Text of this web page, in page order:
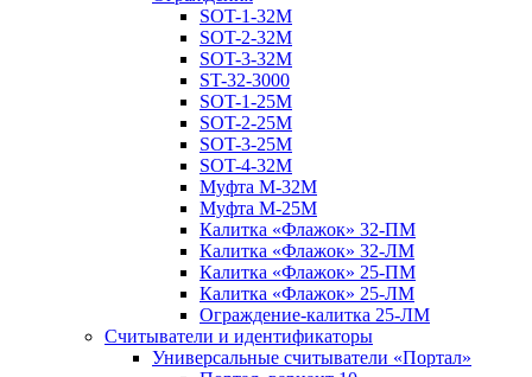
SOT-1-32М
SOT-2-32М
SOT-3-32М
ST-32-3000
SOT-1-25М
SOT-2-25М
SOT-3-25М
SOT-4-32M
Муфта M-32М
Муфта M-25М
Калитка «Флажок» 32-ПМ
Калитка «Флажок» 32-ЛМ
Калитка «Флажок» 25-ПМ
Калитка «Флажок» 25-ЛМ
Ограждение-калитка 25-ЛМ
Считыватели и идентификаторы
Универсальные считыватели «Портал»